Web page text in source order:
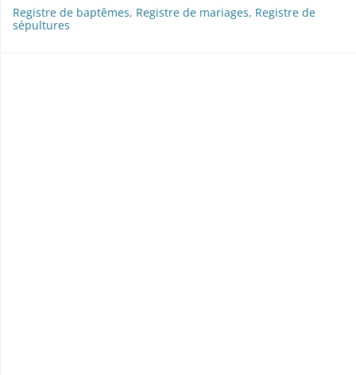
Registre de baptêmes, Registre de mariages, Registre de
sépultures